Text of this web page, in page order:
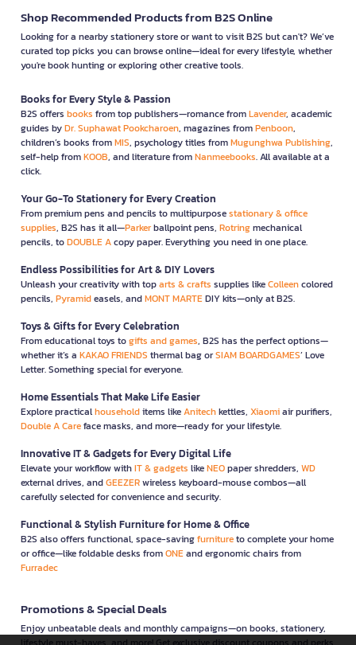
Shop Recommended Products from B2S Online
Looking for a nearby stationery store or want to visit B2S but can't? We’ve
curated top picks you can browse online—ideal for every lifestyle, whether
you're book hunting or exploring other creative tools.
Books for Every Style & Passion
B2S offers books from top publishers—romance fromLavender, academic
guides byDr. Suphawat Pookcharoen, magazines fromPenboon,
children’s books fromMIS, psychology titles fromMugunghwa Publishing,
self-help fromKOOB, and literature fromNanmeebooks. All available at a
click.
Your Go-To Stationery for Every Creation
From premium pens and pencils to multipurposestationary & office
supplies, B2S has it all—Parkerballpoint pens, Rotringmechanical
pencils, toDOUBLE Acopy paper. Everything you need in one place.
Endless Possibilities for Art & DIY Lovers
Unleash your creativity with toparts & crafts supplies likeColleencolored
pencils, Pyramideasels, andMONT MARTEDIY kits—only at B2S.
Toys & Gifts for Every Celebration
From educational toys togifts and games, B2S has the perfect options—
whether it’s a KAKAO FRIENDS thermal bag orSIAM BOARDGAMES’ Love
Letter. Something special for everyone.
Home Essentials That Make Life Easier
Explore practicalhouseholditems likeAnitechkettles, Xiaomiair purifiers,
Double A Careface masks, and more—ready for your lifestyle.
Innovative IT & Gadgets for Every Digital Life
Elevate your workflow withIT & gadgets likeNEOpaper shredders, WD
external drives, andGEEZERwireless keyboard-mouse combos—all
carefully selected for convenience and security.
Functional & Stylish Furniture for Home & Office
B2S also offers functional, space-savingfurnitureto complete your home
or office—like foldable desks fromONEand ergonomic chairs from
Furradec
Promotions & Special Deals
Enjoy unbeatable deals and monthly campaigns—on books, stationery,